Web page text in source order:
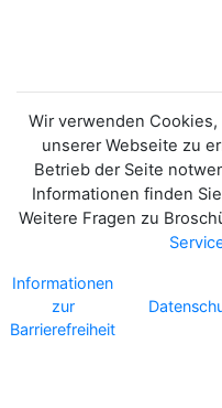
Wir verwenden
unserer Webseite zu
Betrieb der Seite
Informationen finden
Weitere Fragen zu
Informationen
zur
Barrierefreiheit